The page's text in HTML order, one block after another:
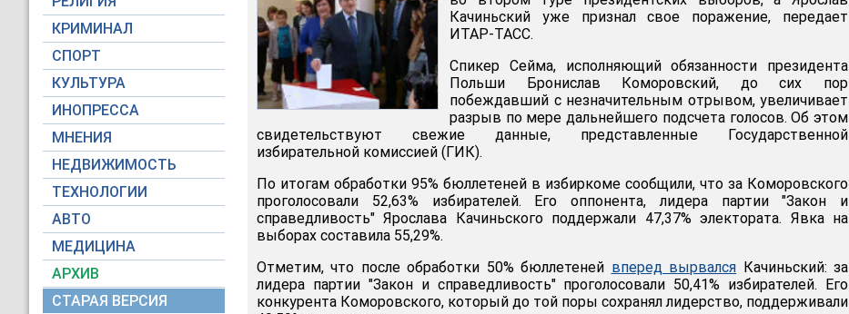
КРИМИНАЛ
СПОРТ
КУЛЬТУРА
ИНОПРЕССА
МНЕНИЯ
НЕДВИЖИМОСТЬ
ТЕХНОЛОГИИ
АВТО
МЕДИЦИНА
АРХИВ
СТАРАЯ ВЕРСИЯ
Качиньский уже признал свое поражение, передает
ИТАР-ТАСС.
Спикер Сейма, исполняющий обязанности президента
Польши Бронислав Коморовский, до сих пор
побеждавший с незначительным отрывом, увеличивает
разрыв по мере дальнейшего подсчета голосов. Об этом
свидетельствуют свежие данные, представленные Государственной
избирательной комиссией (ГИК).
По итогам обработки 95% бюллетеней в избиркоме сообщили, что за Коморовского
проголосовали 52,63% избирателей. Его оппонента, лидера партии "Закон и
справедливость" Ярослава Качиньского поддержали 47,37% электората. Явка на
выборах составила 55,29%.
Отметим, что после обработки 50% бюллетеней вперед вырвался Качиньский: за
лидера партии "Закон и справедливость" проголосовали 50,41% избирателей. Его
конкурента Коморовского, который до той поры сохранял лидерство, поддерживали